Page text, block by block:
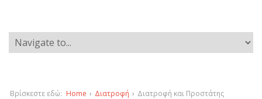
Βρίσκεστε εδώ: Home › Διατροφή › Διατροφή και Προστάτης